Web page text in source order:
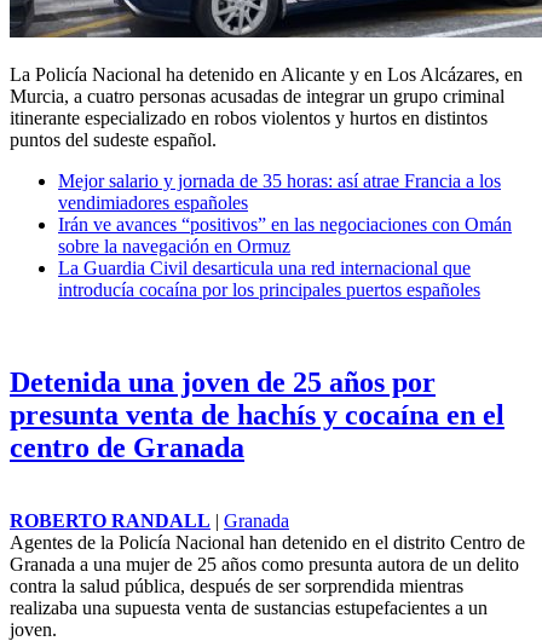
La Policía Nacional ha detenido en Alicante y en Los Alcázares, en
Murcia, a cuatro personas acusadas de integrar un grupo criminal
itinerante especializado en robos violentos y hurtos en distintos
puntos del sudeste español.
Mejor salario y jornada de 35 horas: así atrae Francia a los
vendimiadores españoles
Irán ve avances “positivos” en las negociaciones con Omán
sobre la navegación en Ormuz
La Guardia Civil desarticula una red internacional que
introducía cocaína por los principales puertos españoles
Detenida una joven de 25 años por
presunta venta de hachís y cocaína en el
centro de Granada
ROBERTO RANDALL | Granada
Agentes de la Policía Nacional han detenido en el distrito Centro de
Granada a una mujer de 25 años como presunta autora de un delito
contra la salud pública, después de ser sorprendida mientras
realizaba una supuesta venta de sustancias estupefacientes a un
joven.